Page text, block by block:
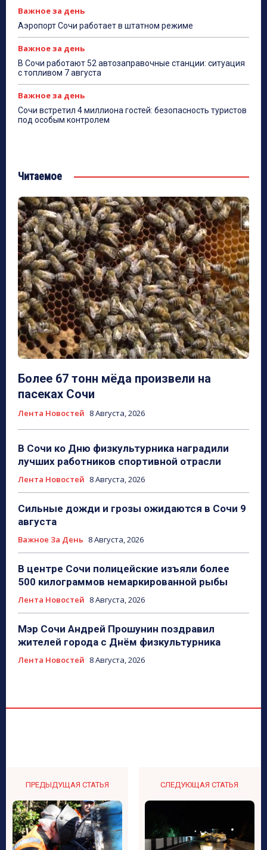
Важное за день
Аэропорт Сочи работает в штатном режиме
Важное за день
В Сочи работают 52 автозаправочные станции: ситуация
с топливом 7 августа
Важное за день
Сочи встретил 4 миллиона гостей: безопасность туристов
под особым контролем
Читаемое
Более 67 тонн мёда произвели на
пасеках Сочи
Лента Новостей 8 Августа, 2026
В Сочи ко Дню физкультурника наградили
лучших работников спортивной отрасли
Лента Новостей 8 Августа, 2026
Сильные дожди и грозы ожидаются в Сочи 9
августа
Важное За День 8 Августа, 2026
В центре Сочи полицейские изъяли более
500 килограммов немаркированной рыбы
Лента Новостей 8 Августа, 2026
Мэр Сочи Андрей Прошунин поздравил
жителей города с Днём физкультурника
Лента Новостей 8 Августа, 2026
ПРЕДЫДУЩАЯ СТАТЬЯ СЛЕДУЮЩАЯ СТАТЬЯ